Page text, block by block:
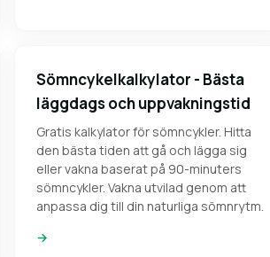
Sömncykelkalkylator - Bästa
läggdags och uppvakningstid
Gratis kalkylator för sömncykler. Hitta
den bästa tiden att gå och lägga sig
eller vakna baserat på 90-minuters
sömncykler. Vakna utvilad genom att
anpassa dig till din naturliga sömnrytm.
→